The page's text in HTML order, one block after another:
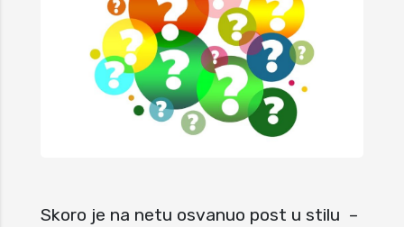
Skoro je na netu osvanuo post u stilu –